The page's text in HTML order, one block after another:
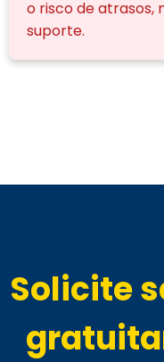
o risco de atrasos,
suporte.
Solicite